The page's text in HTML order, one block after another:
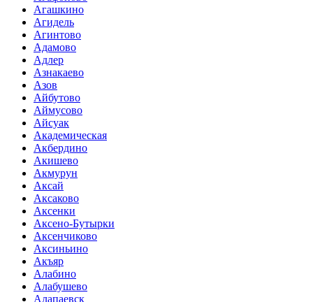
Агашкино
Агидель
Агинтово
Адамово
Адлер
Азнакаево
Азов
Айбутово
Аймусово
Айсуак
Академическая
Акбердино
Акишево
Акмурун
Аксай
Аксаково
Аксенки
Аксено-Бутырки
Аксенчиково
Аксиньино
Акъяр
Алабино
Алабушево
Алапаевск